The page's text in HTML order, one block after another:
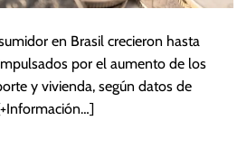
en Brasil crecieron hasta
por el aumento de los
y vivienda, según datos de